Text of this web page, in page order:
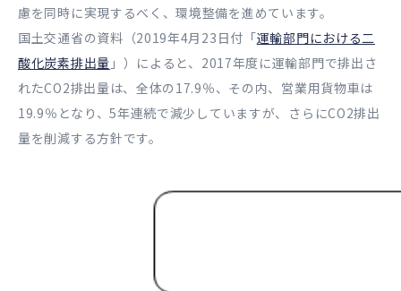
慮を同時に実現するべく、環境整備を進めています。
国土交通省の資料（2019年4月23日付「運輸部門における二
酸化炭素排出量 」）によると、2017年度に運輸部門で排出さ
れたCO2排出量は、全体の17.9％、その内、営業用貨物車は
19.9％となり、5年連続で減少していますが、さらにCO2排出
量を削減する方針です。